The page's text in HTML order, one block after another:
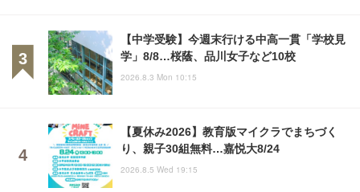
【中学受験】今週末行ける中高一貫「学校見
学」8/8…桜蔭、品川女子など10校
2026.8.3 Mon 10:15
【夏休み2026】教育版マイクラでまちづく
り、親子30組無料…嘉悦大8/24
2026.8.5 Wed 19:15